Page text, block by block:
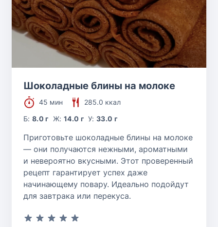
Шоколадные блины на молоке
45 мин
285.0 ккал
Б:8.0 г Ж: 14.0 г У:33.0 г
Приготовьте шоколадные блины на молоке
— они получаются нежными, ароматными
и невероятно вкусными. Этот проверенный
рецепт гарантирует успех даже
начинающему повару. Идеально подойдут
для завтрака или перекуса.